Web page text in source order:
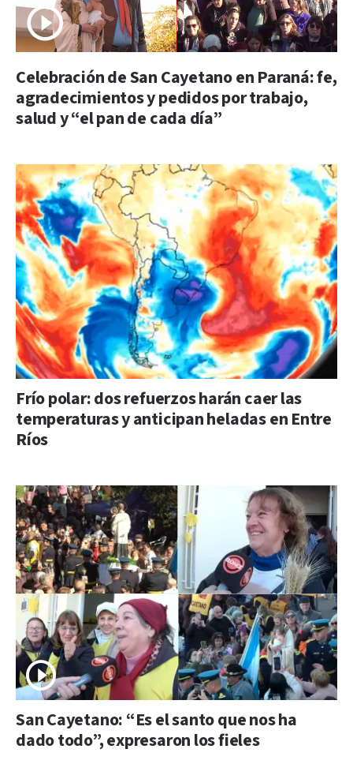
Celebración de San Cayetano en Paraná: fe,
agradecimientos y pedidos por trabajo,
salud y “el pan de cada día”
Frío polar: dos refuerzos harán caer las
temperaturas y anticipan heladas en Entre
Ríos
San Cayetano: “Es el santo que nos ha
dado todo”, expresaron los fieles